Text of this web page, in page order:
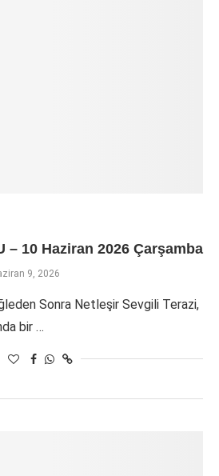
– 10 Haziran 2026 Çarşamba
9, 2026
Sonra Netleşir Sevgili Terazi,
bir …